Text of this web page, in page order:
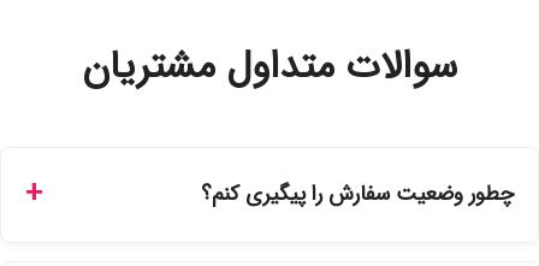
سوالات متداول مشتریان
چطور وضعیت سفارش را پیگیری کنم؟